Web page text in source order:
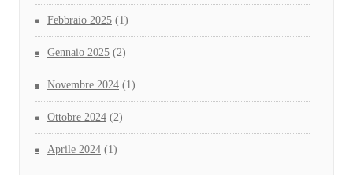
Febbraio 2025 (1)
Gennaio 2025 (2)
Novembre 2024 (1)
Ottobre 2024 (2)
Aprile 2024 (1)